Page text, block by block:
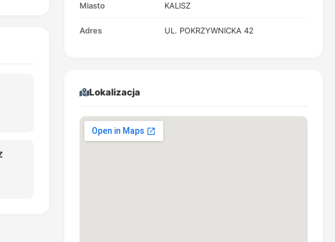
Miasto KALISZ
Adres UL. POKRZYWNICKA 42
Lokalizacja